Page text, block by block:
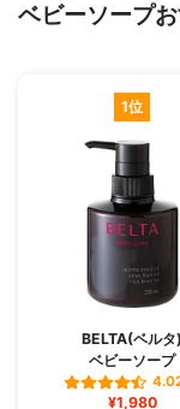
ベビーソープ
1位
BELTA(ベルタ)
ベビーソープ
¥1,980